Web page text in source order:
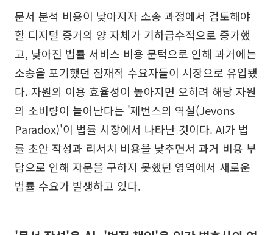
문서 분석 비용이 낮아지자 소송 과정에서 검토해야
할 디지털 증거의 양 자체가 기하급수적으로 증가했
고, 낮아진 법률 서비스 비용 문턱으로 인해 과거에는
소송을 포기했던 잠재적 수요자들이 시장으로 유입됐
다. 자원의 이용 효율성이 높아지면 오히려 해당 자원
의 소비량이 늘어난다는 '제번스의 역설(Jevons
Paradox)'이 법률 시장에서 나타난 것이다. AI가 법
률 초안 작성과 리서치 비용을 낮추면서 과거 비용 부
담으로 인해 자문을 구하지 못했던 영역에서 새로운
법률 수요가 발생하고 있다.